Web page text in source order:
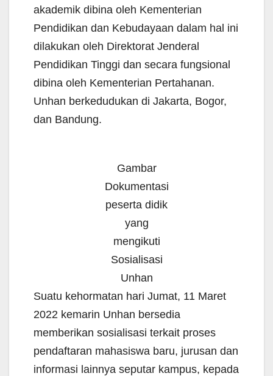
akademik dibina oleh Kementerian
Pendidikan dan Kebudayaan dalam hal ini
dilakukan oleh Direktorat Jenderal
Pendidikan Tinggi dan secara fungsional
dibina oleh Kementerian Pertahanan.
Unhan berkedudukan di Jakarta, Bogor,
dan Bandung.
Gambar
Dokumentasi
peserta didik
yang
mengikuti
Sosialisasi
Unhan
Suatu kehormatan hari Jumat, 11 Maret
2022 kemarin Unhan bersedia
memberikan sosialisasi terkait proses
pendaftaran mahasiswa baru, jurusan dan
informasi lainnya seputar kampus, kepada